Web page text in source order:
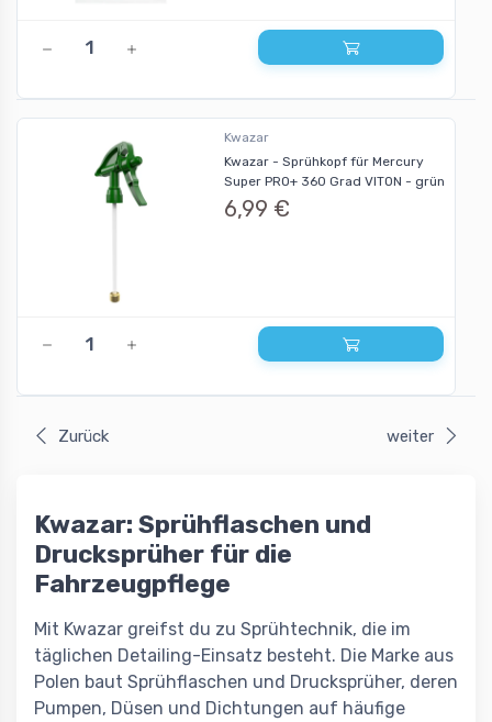
Kwazar
Kwazar - Sprühkopf für Mercury
Super PRO+ 360 Grad VITON - grün
6,99 €
Zurück weiter
Kwazar: Sprühflaschen und
Drucksprüher für die
Fahrzeugpflege
Mit Kwazar greifst du zu Sprühtechnik, die im
täglichen Detailing-Einsatz besteht. Die Marke aus
Polen baut Sprühflaschen und Drucksprüher, deren
Pumpen, Düsen und Dichtungen auf häufige